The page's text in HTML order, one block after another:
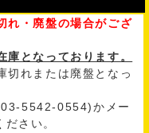
れ・廃盤の場合がござ
となっております。
切れまたは廃盤となっ
5542-0554)かメー
さい。